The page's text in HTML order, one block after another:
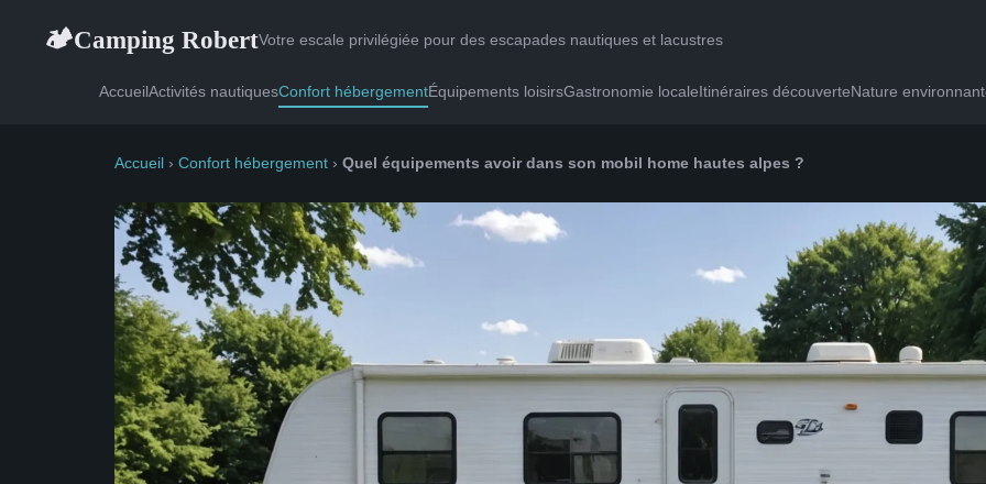
🏕Camping RobertVotre escale privilégiée pour des escapades nautiques et lacustres
AccueilActivités nautiquesConfort hébergementÉquipements loisirsGastronomie localeItinéraires découverteNature
Accueil › Confort hébergement › Quel équipements avoir dans son mobil home hautes alpes ?